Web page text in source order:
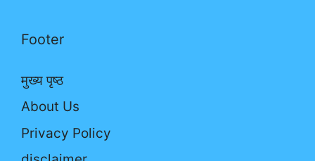
Footer
मुख्य पृष्ठ
About Us
Privacy Policy